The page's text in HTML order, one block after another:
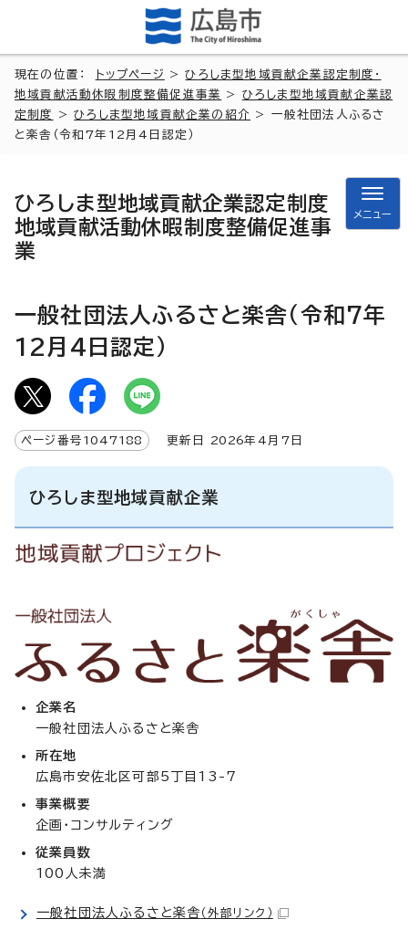
現在の位置： トップページ >ひろしま型地域貢献企業認定制度・
地域貢献活動休暇制度整備促進事業
> ひろしま型地域貢献企業認
定制度
>ひろしま型地域貢献企業の紹介
> 一般社団法人ふるさ
と楽舎（令和7年12月4日認定）
ひろしま型地域貢献企業認定制度
地域貢献活動休暇制度整備促進事
業
メニュー
一般社団法人ふるさと楽舎（令和7年
12月4日認定）
ページ番号 1047188 更新日 2026年4月7日
ひろしま型地域貢献企業
企業名
一般社団法人ふるさと楽舎
所在地
広島市安佐北区可部5丁目13-7
事業概要
企画・コンサルティング
従業員数
100人未満
一般社団法人ふるさと楽舎 （外部リンク）